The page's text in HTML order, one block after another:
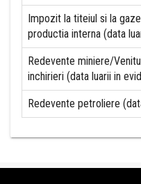
Impozit la titeiul si la
productia interna (data
Redevente miniere/
inchirieri (data luarii in
Redevente petroliere